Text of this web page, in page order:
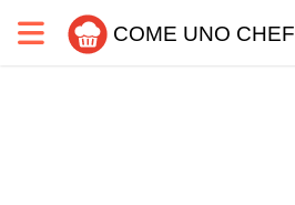
COME UNO CHEF